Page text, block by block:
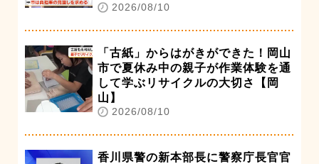
2026/08/10
「古紙」からはがきができた！岡山
市で夏休み中の親子が作業体験を通
して学ぶリサイクルの大切さ【岡
山】
2026/08/10
香川県警の新本部長に警察庁長官官